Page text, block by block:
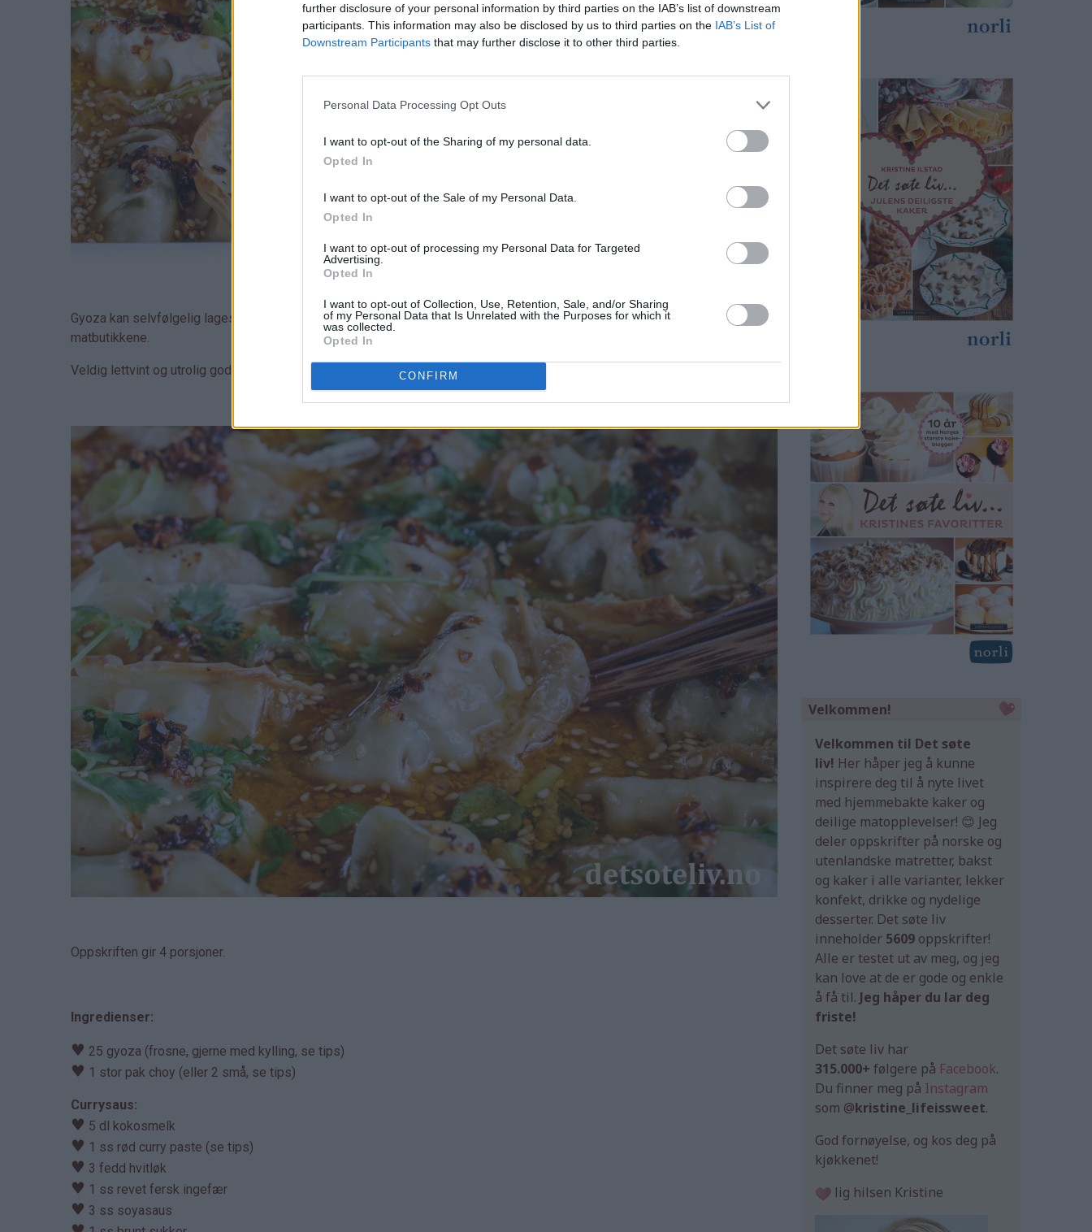
further disclosure of your personal information by third parties on the IAB’s list of downstream
participants. This information may also be disclosed by us to third parties on the IAB’s List of
Downstream Participants that may further disclose it to other third parties.
Personal Data Processing Opt Outs
I want to opt-out of the Sharing of my personal data.
Opted In
I want to opt-out of the Sale of my Personal Data.
Opted In
I want to opt-out of processing my Personal Data for Targeted
Advertising.
Opted In
I want to opt-out of Collection, Use, Retention, Sale, and/or Sharing
of my Personal Data that Is Unrelated with the Purposes for which it
was collected.
Opted In
CONFIRM
Gyoza kan selvfølgelig lages fra bunnen av, men i denne retten benyttes ferdiglagde gyoza, som fås kjøpt frosne i de fleste
matbutikkene.
Veldig lettvint og utrolig godt!
Oppskriften gir 4 porsjoner.
Ingredienser:
♥ 25 gyoza (frosne, gjerne med kylling, se tips)
♥ 1 stor pak choy (eller 2 små, se tips)
Currysaus:
♥ 5 dl kokosmelk
♥ 1 ss rød curry paste (se tips)
♥ 3 fedd hvitløk
♥ 1 ss revet fersk ingefær
♥ 3 ss soyasaus
Velkommen!
Velkommen til Det søte
liv! Her håper jeg å kunne
inspirere deg til å nyte livet
med hjemmebakte kaker og
deilige matopplevelser! 😊 Jeg
deler oppskrifter på norske og
utenlandske matretter, bakst
og kaker i alle varianter, lekker
konfekt, drikke og nydelige
desserter. Det søte liv
inneholder 5609 oppskrifter!
Alle er testet ut av meg, og jeg
kan love at de er gode og enkle
å få til. Jeg håper du lar deg
friste!
Det søte liv har
315.000+ følgere på Facebook.
Du finner meg på Instagram
som @kristine_lifeissweet.
God fornøyelse, og kos deg på
kjøkkenet!
lig hilsen Kristine